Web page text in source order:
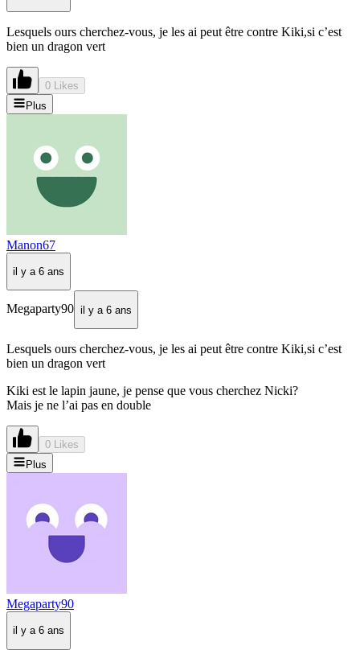
Lesquels ours cherchez-vous, je les ai peut être contre Kiki,si c’est
bien un dragon vert
0 Likes
Plus
Manon67
il y a 6 ans
Megaparty90 il y a 6 ans
Lesquels ours cherchez-vous, je les ai peut être contre Kiki,si c’est
bien un dragon vert
Kiki est le lapin jaune, je pense que vous cherchez Nicki?
Mais je ne l’ai pas en double
0 Likes
Plus
Megaparty90
il y a 6 ans